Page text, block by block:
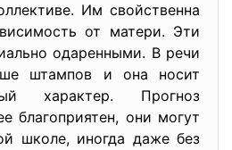
Им свойственна
от матери. Эти
одаренными. В речи
штампов и она носит
характер. Прогноз
благоприятен, они могут
школе, иногда даже без